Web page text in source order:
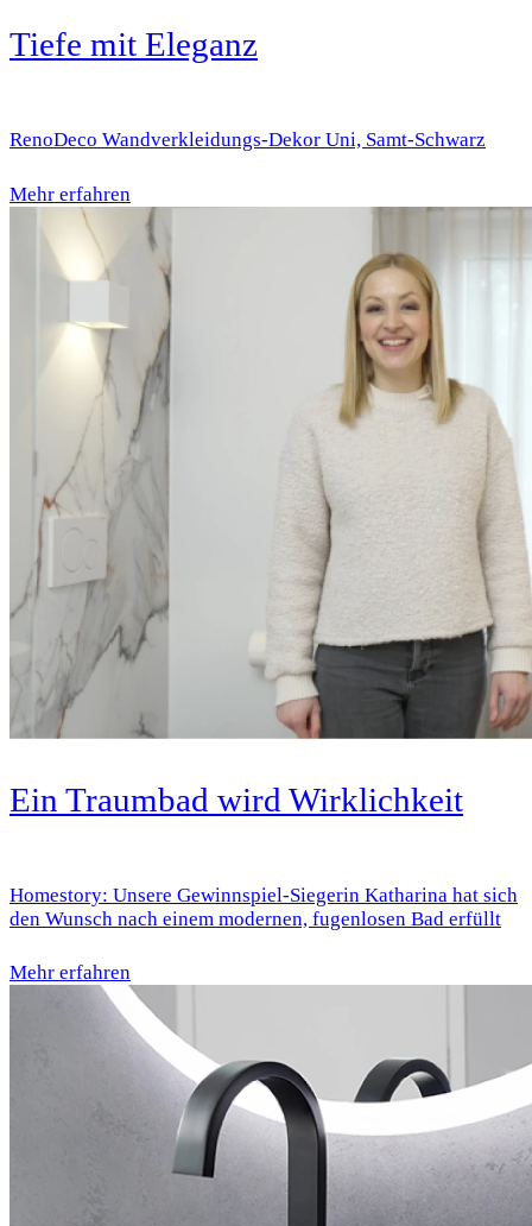
Tiefe mit Eleganz
RenoDeco Wandverkleidungs-Dekor Uni, Samt-Schwarz
Mehr erfahren
Ein Traumbad wird Wirklichkeit
Homestory: Unsere Gewinnspiel-Siegerin Katharina hat sich
den Wunsch nach einem modernen, fugenlosen Bad erfüllt
Mehr erfahren